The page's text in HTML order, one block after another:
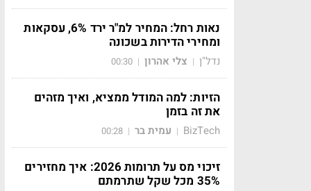
נאות רחל: המחיר למ"ר ירד 6%, עסקאות
ומחירי הדירות בשכונה
נדל"ן | צלי אהרון |
00:30
הזיות: למה המודל ממציא, ואיך מזהים
את זה בזמן
BizTech
| עמית בר |
00:28
זיכוי מס על תרומות 2026: איך מחזירים
35% מכל שקל שתרמתם